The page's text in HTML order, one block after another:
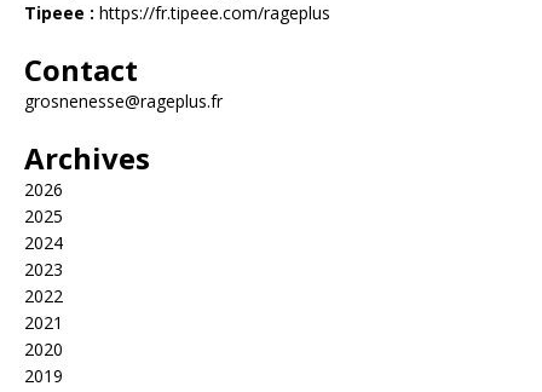
Tipeee : https://fr.tipeee.com/rageplus
Contact
grosnenesse@rageplus.fr
Archives
2026
2025
2024
2023
2022
2021
2020
2019